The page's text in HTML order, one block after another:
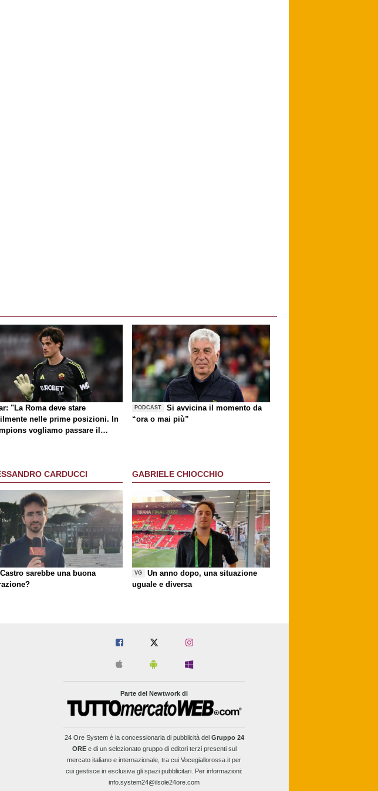
"La Roma deve stare
nelle prime posizioni. In
vogliamo passare il
PODCAST
Si avvicina il momento da
“ora o mai più”
CARDUCCI
Castro sarebbe una buona
GABRIELE CHIOCCHIO
VG
Un anno dopo, una situazione
uguale e diversa
Parte del Newtwork di
24 Ore Systemè la concessionaria di pubblicità del Gruppo 24
OREe di un selezionato gruppo di editori terzi presenti sul
mercato italiano e internazionale, tra cui Vocegiallorossa.it per
cui gestisce in esclusiva gli spazi pubblicitari. Per informazioni:
info.system24@ilsole24ore.com